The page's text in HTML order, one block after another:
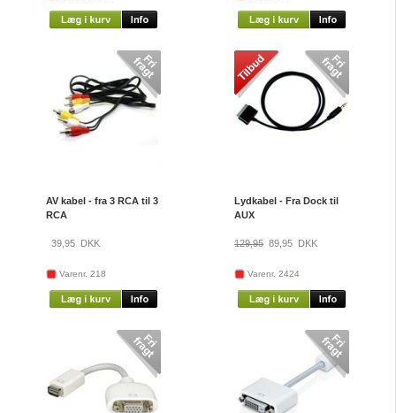
AV kabel - fra 3 RCA til 3
RCA
39,95DKK
Varenr. 218
Lydkabel - Fra Dock til
AUX
129,95 89,95 DKK
Varenr. 2424